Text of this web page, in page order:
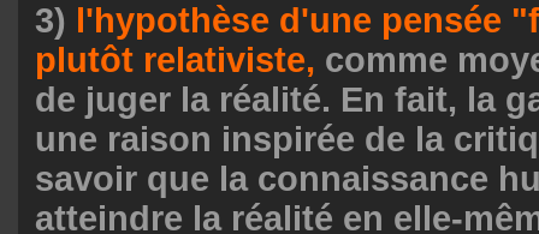
3) l'hypothèse d'une pensée
plutôt relativiste, comme
de juger la réalité. En fait, la
une raison inspirée de la
savoir que la connaissance
atteindre la réalité en elle-